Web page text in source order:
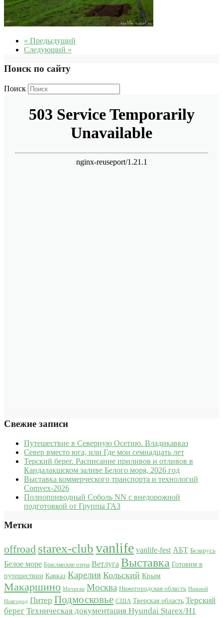
« Предыдущий
Следующий »
Поиск по сайту
Поиск
Свежие записи
Путешествие в Северную Осетию. Владикавказ
Север вместо юга, или Где мои семнадцать лет
Терский берег. Расписание приливов и отливов в
Кандалакшском заливе Белого моря, 2026 год
Выставка коммерческого транспорта и технологий
Comvex-2026
Полноприводный Соболь NN с внедорожной
подготовкой от Группы ГАЗ
Метки
offroad starex-clubvanlife vanlife-fest АБТ Беларусь
Белое море Браславские озера Ветлуга Выставка Готовим в
путешествии Кавказ Карелия Кольский Крым
Макаршино Мичиган Москва Нижегородская область Нижний
Новгород Питер Подмосковье США Тверская область Терский
берег Техническая документация Hyundai Starex/H1